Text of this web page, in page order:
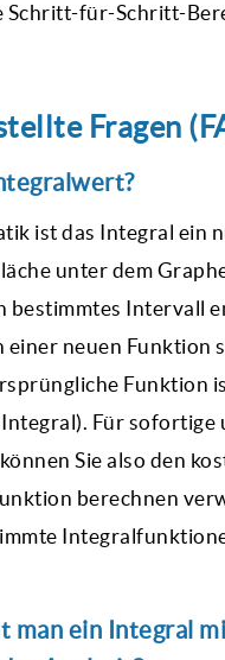
Schritt-für-Schritt-
Fragen
ist das Integral ein
unter dem
bestimmtes Intervall
einer neuen Funktion
Funktion
Für sofortige
Sie also den
berechnen
man ein Integral